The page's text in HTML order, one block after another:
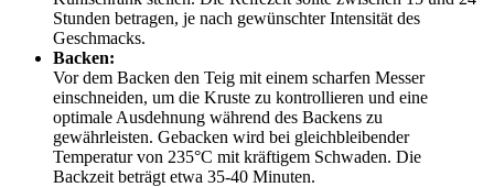
Stunden betragen, je nach gewünschter Intensität des
Geschmacks.
Backen:
Vor dem Backen den Teig mit einem scharfen Messer
einschneiden, um die Kruste zu kontrollieren und eine
optimale Ausdehnung während des Backens zu
gewährleisten. Gebacken wird bei gleichbleibender
Temperatur von 235°C mit kräftigem Schwaden. Die
Backzeit beträgt etwa 35-40 Minuten.